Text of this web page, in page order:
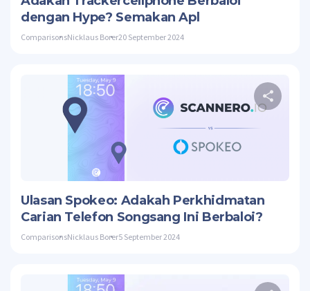
dengan Hype? Semakan Apl
ComparisonsNicklaus Borer20 September 2024
Ulasan Spokeo: Adakah Perkhidmatan
Carian Telefon Songsang Ini Berbaloi?
ComparisonsNicklaus Borer5 September 2024